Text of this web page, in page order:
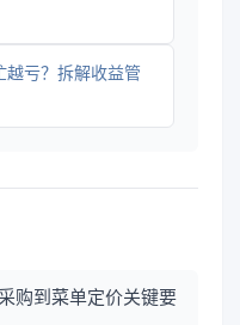
越亏？拆解收益管
购到菜单定价关键要